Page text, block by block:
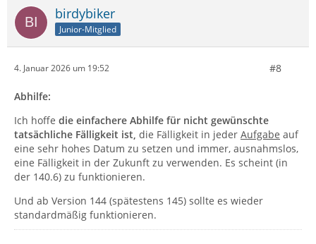
birdybiker
Junior-Mitglied
4. Januar 2026 um 19:52 #8
Abhilfe:
Ich hoffe die einfachere Abhilfe für nicht gewünschte
tatsächliche Fälligkeit ist, die Fälligkeit in jeder Aufgabe auf
eine sehr hohes Datum zu setzen und immer, ausnahmslos,
eine Fälligkeit in der Zukunft zu verwenden. Es scheint (in
der 140.6) zu funktionieren.
Und ab Version 144 (spätestens 145) sollte es wieder
standardmäßig funktionieren.